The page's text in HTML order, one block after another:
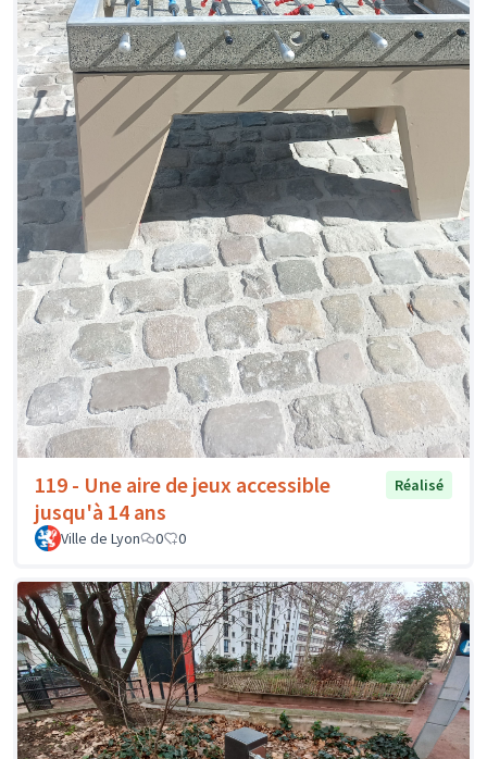
119 - Une aire de jeux accessible
jusqu'à 14 ans
Réalisé
Ville de Lyon 0 0